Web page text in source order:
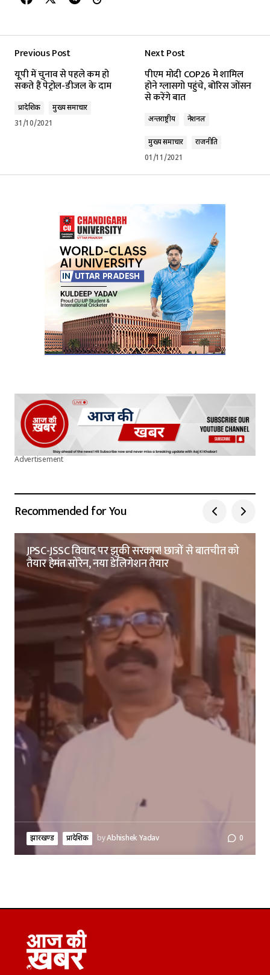
Previous Post
यूपी में चुनाव से पहले कम हो
सकते हैं पेट्रोल-डीजल के दाम
प्रादेशिक
मुख्य समाचार
31/10/2021
Next Post
पीएम मोदी COP26 मे शामिल
होने ग्लासगो पहुंचे, बोरिस जोंसन
से करेंगे बात
अन्तर्राष्ट्रीय नेशनल
मुख्य समाचार
राजनीति
01/11/2021
Advertisement
Recommended for You
JPSC-JSSC विवाद पर झुकी सरकार! छात्रों से बातचीत को
तैयार हेमंत सोरेन, नया डेलिगेशन तैयार
झारखण्ड प्रादेशिक byAbhishek Yadav 0